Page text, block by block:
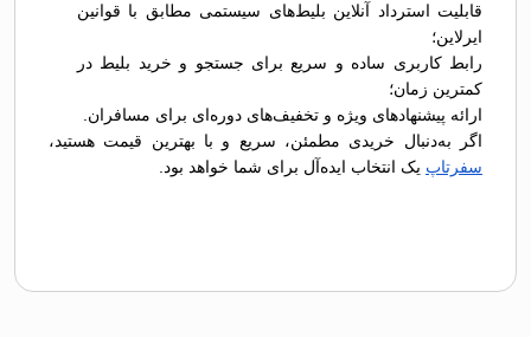
قابلیت استرداد آنلاین بلیط‌های سیستمی مطابق با قوانین
ایرلاین؛
رابط کاربری ساده و سریع برای جستجو و خرید بلیط در
کمترین زمان؛
ارائه پیشنهادهای ویژه و تخفیف‌های دوره‌ای برای مسافران.
اگر به‌دنبال خریدی مطمئن، سریع و با بهترین قیمت هستید،
سفرتاپ یک انتخاب ایده‌آل برای شما خواهد بود.